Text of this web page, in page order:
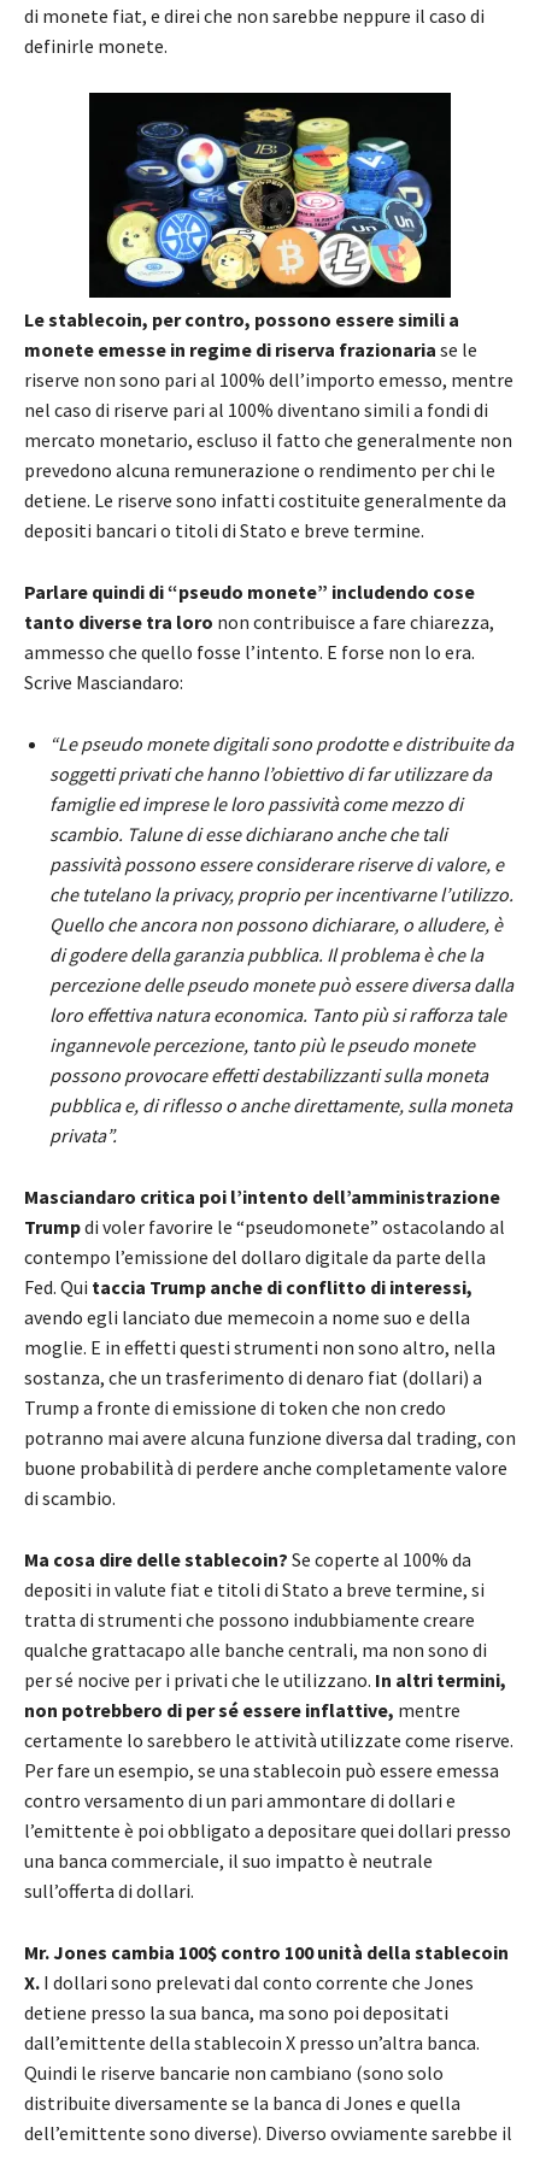
di monete fiat, e direi che non sarebbe neppure il caso di
definirle monete.
Le stablecoin, per contro, possono essere simili a
monete emesse in regime di riserva frazionaria se le
riserve non sono pari al 100% dell’importo emesso, mentre
nel caso di riserve pari al 100% diventano simili a fondi di
mercato monetario, escluso il fatto che generalmente non
prevedono alcuna remunerazione o rendimento per chi le
detiene. Le riserve sono infatti costituite generalmente da
depositi bancari o titoli di Stato e breve termine.
Parlare quindi di “pseudo monete” includendo cose
tanto diverse tra loro non contribuisce a fare chiarezza,
ammesso che quello fosse l’intento. E forse non lo era.
Scrive Masciandaro:
“Le pseudo monete digitali sono prodotte e distribuite da
soggetti privati che hanno l’obiettivo di far utilizzare da
famiglie ed imprese le loro passività come mezzo di
scambio. Talune di esse dichiarano anche che tali
passività possono essere considerare riserve di valore, e
che tutelano la privacy, proprio per incentivarne l’utilizzo.
Quello che ancora non possono dichiarare, o alludere, è
di godere della garanzia pubblica. Il problema è che la
percezione delle pseudo monete può essere diversa dalla
loro effettiva natura economica. Tanto più si rafforza tale
ingannevole percezione, tanto più le pseudo monete
possono provocare effetti destabilizzanti sulla moneta
pubblica e, di riflesso o anche direttamente, sulla moneta
privata”.
Masciandaro critica poi l’intento dell’amministrazione
Trumpdi voler favorire le “pseudomonete” ostacolando al
contempo l’emissione del dollaro digitale da parte della
Fed. Qui taccia Trump anche di conflitto di interessi,
avendo egli lanciato due memecoin a nome suo e della
moglie. E in effetti questi strumenti non sono altro, nella
sostanza, che un trasferimento di denaro fiat (dollari) a
Trump a fronte di emissione di token che non credo
potranno mai avere alcuna funzione diversa dal trading, con
buone probabilità di perdere anche completamente valore
di scambio.
Ma cosa dire delle stablecoin? Se coperte al 100% da
depositi in valute fiat e titoli di Stato a breve termine, si
tratta di strumenti che possono indubbiamente creare
qualche grattacapo alle banche centrali, ma non sono di
per sé nocive per i privati che le utilizzano. In altri termini,
non potrebbero di per sé essere inflattive, mentre
certamente lo sarebbero le attività utilizzate come riserve.
Per fare un esempio, se una stablecoin può essere emessa
contro versamento di un pari ammontare di dollari e
l’emittente è poi obbligato a depositare quei dollari presso
una banca commerciale, il suo impatto è neutrale
sull’offerta di dollari.
Mr. Jones cambia 100$ contro 100 unità della stablecoin
X. I dollari sono prelevati dal conto corrente che Jones
detiene presso la sua banca, ma sono poi depositati
dall’emittente della stablecoin X presso un’altra banca.
Quindi le riserve bancarie non cambiano (sono solo
distribuite diversamente se la banca di Jones e quella
dell’emittente sono diverse). Diverso ovviamente sarebbe il